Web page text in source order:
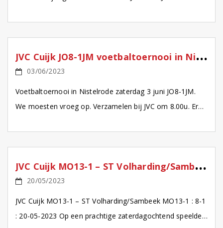
J
VC Cuijk JO8-1JM voetbaltoernooi in Nistelrode
03/06/2023
Voetbaltoernooi in Nistelrode zaterdag 3 juni JO8-1JM.
We moesten vroeg op. Verzamelen bij JVC om 8.00u. Er
J
VC Cuijk MO13-1 – ST Volharding/Sambeek MO13-1
20/05/2023
JVC Cuijk MO13-1 – ST Volharding/Sambeek MO13-1 : 8-1
: 20-05-2023 Op een prachtige zaterdagochtend speelden